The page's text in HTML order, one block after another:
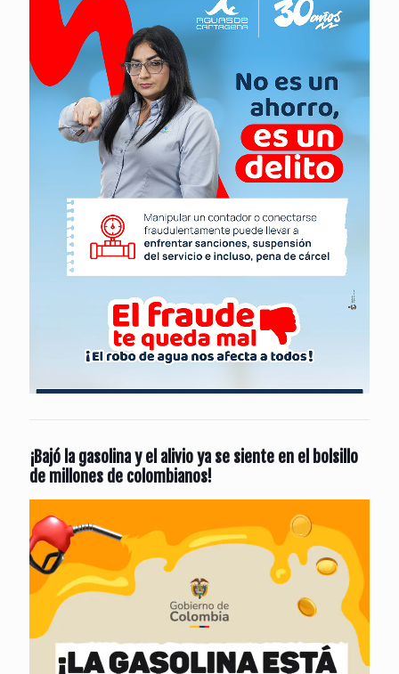
¡Bajó la gasolina y el alivio ya se siente en el bolsillo
de millones de colombianos!
de
vídeo